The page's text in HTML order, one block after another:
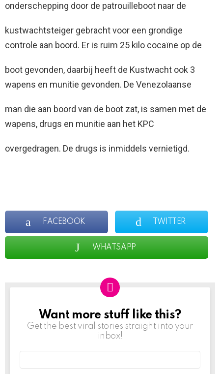
onderschepping door de patrouilleboot naar de
kustwachtsteiger gebracht voor een grondige
controle aan boord. Er is ruim 25 kilo cocaïne op de
boot gevonden, daarbij heeft de Kustwacht ook 3
wapens en munitie gevonden. De Venezolaanse
man die aan boord van de boot zat, is samen met de
wapens, drugs en munitie aan het KPC
overgedragen. De drugs is inmiddels vernietigd.
FACEBOOK TWITTER
WHATSAPP
NEWSLETTER
Want more stuff like this?
Get the best viral stories straight into your
inbox!